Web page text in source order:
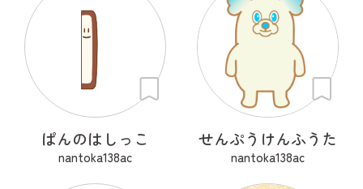
ぱんのはしっこ
nantoka138ac
せんぷうけんふうた
nantoka138ac